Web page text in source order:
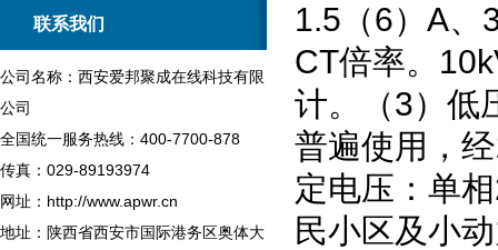
联系我们
公司名称：西安爱邦聚成在线科技有限
公司
全国统一服务热线：400-7700-878
传真：029-89193974
网址：http://www.apwr.cn
地址：陕西省西安市国际港务区奥体大
1.5 （6） A、
CT倍率。
计。（3）低
普遍使用，经
定电压：单相
民小区及小